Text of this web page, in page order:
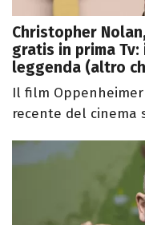
Christopher
gratis in prima Tv:
leggenda (altro
Il film
recente del cinema